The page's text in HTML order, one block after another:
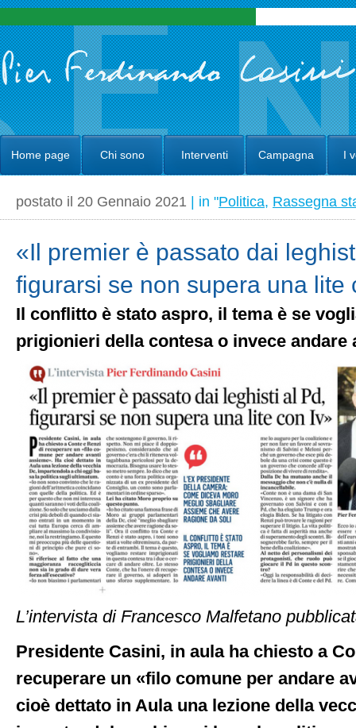
Home page Chi sono Interventi Campagna I
postato il 20 Gennaio 2021 | in "Politica, Rassegna
«Il premier è passato dai
figurarsi se non supera una lite
Il conflitto è stato aspro, il tema è se
prigionieri della contesa o invece andare
L’intervista di Francesco Malfetano
Presidente Casini, in aula ha chiesto a
recuperare un «filo comune per andare
cioè dettato in Aula una lezione della